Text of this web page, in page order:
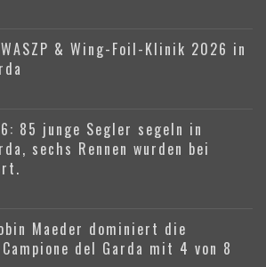
& Wing-Foil-Klinik 2026 in
85 junge Segler segeln in
sechs Rennen wurden bei
Maeder dominiert die
del Garda mit 4 von 8